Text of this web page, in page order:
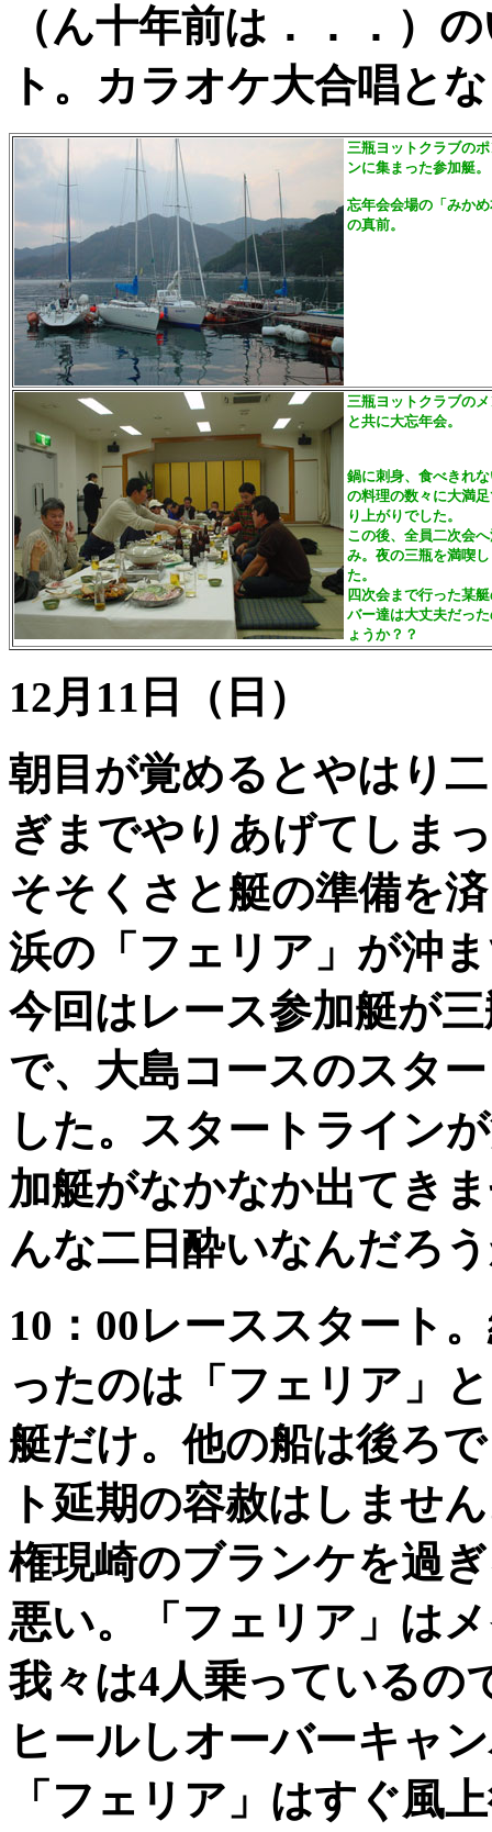
（ん十年前は．．．）
ト。カラオケ大合唱と
三瓶ヨットクラブの
ンに集まった参加艇。
忘年会会場の「みか
の真前。
三瓶ヨットクラブの
と共に大忘年会。
鍋に刺身、食べきれ
の料理の数々に大満
り上がりでした。
この後、全員二次会
み。夜の三瓶を満喫
た。
四次会まで行った某
バー達は大丈夫だっ
ょうか？？
12月11日（日）
朝目が覚めるとやはり
ぎまでやりあげてしま
そそくさと艇の準備を
浜の「フェリア」が沖
今回はレース参加艇が
で、大島コースのスタ
した。スタートライン
加艇がなかなか出てき
んな二日酔いなんだろ
10：00レーススタート
ったのは「フェリア」
艇だけ。他の船は後ろ
ト延期の容赦はしませ
権現崎のブランケを過
悪い。「フェリア」は
我々は4人乗っているの
ヒールしオーバーキャ
「フェリア」はすぐ風